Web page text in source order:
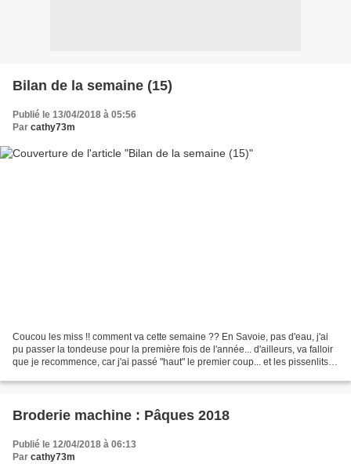
Bilan de la semaine (15)
Publié le 13/04/2018 à 05:56
Par cathy73m
Coucou les miss !! comment va cette semaine ?? En Savoie, pas d'eau, j'ai
pu passer la tondeuse pour la première fois de l'année... d'ailleurs, va falloir
que je recommence, car j'ai passé "haut" le premier coup... et les pissenlits
Broderie machine : Pâques 2018
Publié le 12/04/2018 à 06:13
Par cathy73m